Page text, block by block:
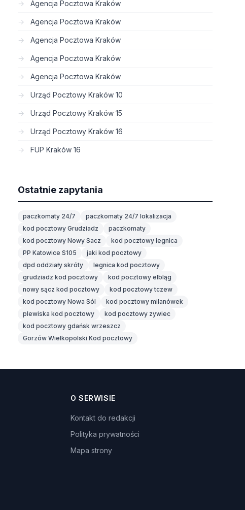
Agencja Pocztowa Kraków
Agencja Pocztowa Kraków
Agencja Pocztowa Kraków
Agencja Pocztowa Kraków
Agencja Pocztowa Kraków
Urząd Pocztowy Kraków 10
Urząd Pocztowy Kraków 15
Urząd Pocztowy Kraków 16
FUP Kraków 16
Ostatnie zapytania
paczkomaty 24/7
paczkomaty 24/7 lokalizacja
kod pocztowy Grudziadz
paczkomaty
kod pocztowy Nowy Sacz
kod pocztowy legnica
PP Katowice S105
jaki kod pocztowy
dpd oddziały skróty
legnica kod pocztowy
grudziadz kod pocztowy
kod pocztowy elbląg
nowy sącz kod pocztowy
kod pocztowy tczew
kod pocztowy Nowa Sól
kod pocztowy milanówek
plewiska kod pocztowy
kod pocztowy zywiec
kod pocztowy gdańsk wrzeszcz
Gorzów Wielkopolski Kod pocztowy
O SERWISIE
Kontakt do redakcji
Polityka prywatności
Mapa strony